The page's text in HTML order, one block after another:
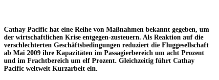
Cathay Pacific hat eine Reihe von Maßnahmen bekannt gegeben, um
der wirtschaftlichen Krise entgegen-zusteuern. Als Reaktion auf die
verschlechterten Geschäftsbedingungen reduziert die Fluggesellschaft
ab Mai 2009 ihre Kapazitäten im Passagierbereich um acht Prozent
und im Frachtbereich um elf Prozent. Gleichzeitig führt Cathay
Pacific weltweit Kurzarbeit ein.